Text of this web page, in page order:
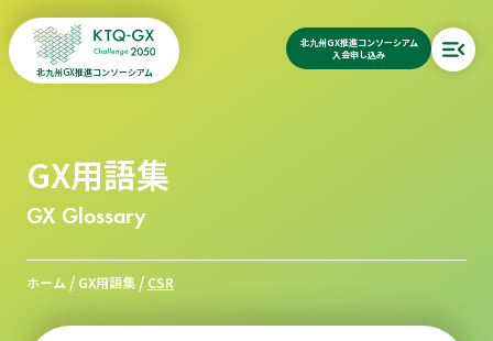
北九州GX推進コンソーシアム
北九州GX推進コンソーシアム
入会申し込み
GX用語集
GX Glossary
ホーム/ GX用語集/ CSR